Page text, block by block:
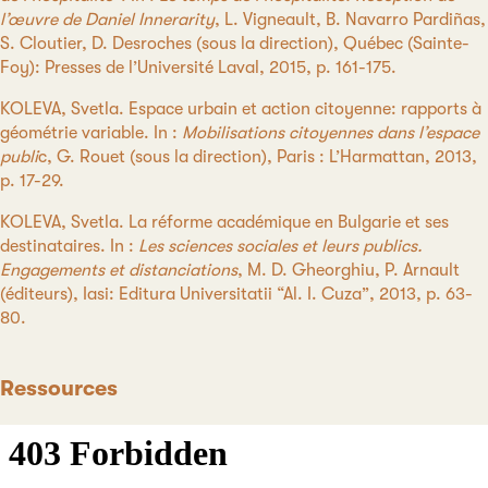
l’œuvre de Daniel Innerarity, L. Vigneault, B. Navarro Pardiñas,
S. Cloutier, D. Desroches (sous la direction), Québec (Sainte-
Foy): Presses de l’Université Laval, 2015, p. 161-175.
KOLEVA, Svetla. Espace urbain et action citoyenne: rapports à
géométrie variable. In : Mobilisations citoyennes dans l’espace
public, G. Rouet (sous la direction), Paris : L’Harmattan, 2013,
p. 17-29.
KOLEVA, Svetla. La réforme académique en Bulgarie et ses
destinataires. In : Les sciences sociales et leurs publics.
Engagements et distanciations, M. D. Gheorghiu, P. Arnault
(éditeurs), Iasi: Editura Universitatii “Al. I. Cuza”, 2013, p. 63-
80.
Ressources